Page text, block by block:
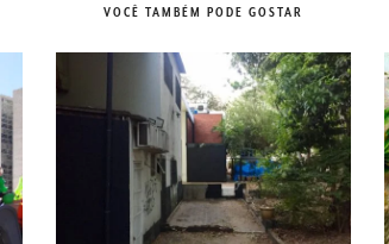
VOCÊ TAMBÉM PODE GOSTAR